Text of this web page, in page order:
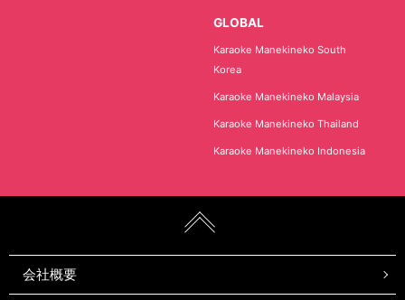
GLOBAL
Karaoke Manekineko South
Korea
Karaoke Manekineko Malaysia
Karaoke Manekineko Thailand
Karaoke Manekineko Indonesia
会社概要